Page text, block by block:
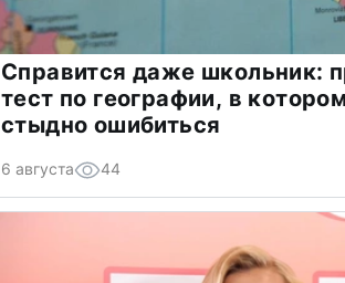
Справится даже школьник:
тест по географии, в
стыдно ошибиться
6 августа 44